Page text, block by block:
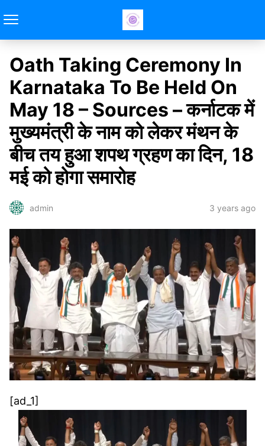
Oath Taking Ceremony In
Karnataka To Be Held On
May 18 – Sources – कर्नाटक में
मुख्यमंत्री के नाम को लेकर मंथन के
बीच तय हुआ शपथ ग्रहण का दिन, 18
मई को होगा समारोह
admin 3 years ago
[ad_1]